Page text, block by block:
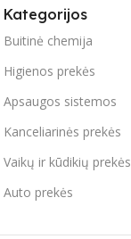
Kategorijos
Buitinė chemija
Higienos prekės
Apsaugos sistemos
Kanceliarinės prekės
Vaikų ir kūdikių prekės
Auto prekės